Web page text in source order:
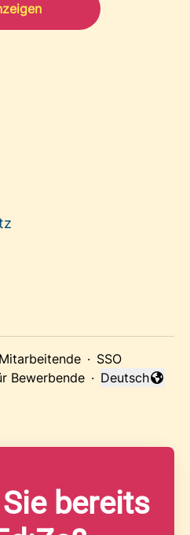
· SSO
Bewerbende ·
Sprache
Deutsch
bereits